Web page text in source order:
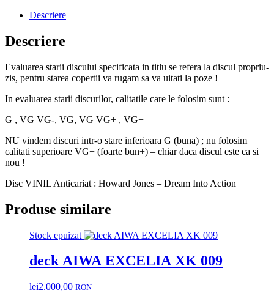
Descriere
Descriere
Evaluarea starii discului specificata in titlu se refera la discul propriu-
zis, pentru starea copertii va rugam sa va uitati la poze !
In evaluarea starii discurilor, calitatile care le folosim sunt :
G , VG VG-, VG, VG VG+ , VG+
NU vindem discuri intr-o stare inferioara G (buna) ; nu folosim
calitati superioare VG+ (foarte bun+) – chiar daca discul este ca si
nou !
Disc VINIL Anticariat : Howard Jones – Dream Into Action
Produse similare
Stock epuizat
deck AIWA EXCELIA XK 009
lei2.000,00 RON